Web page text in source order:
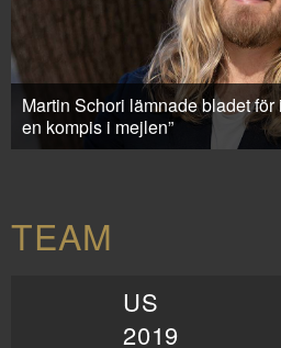
Martin Schori lämnade bladet för
en kompis i mejlen”
TEAM
US
2019